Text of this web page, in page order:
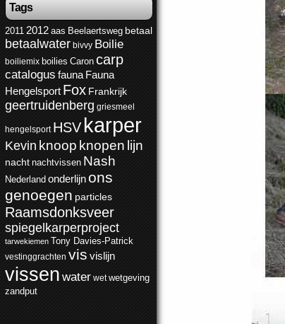
Tags
2011 2012 aas Beelaertsweg betaal
betaalwater bivvy Boilie
boiliemix boilies Caron carp
catalogus fauna Fauna
Hengelsport Fox Frankrijk
geertruidenberg griesmeel
hengelsport HSV karper
Kevin knoop knopen lijn
nacht nachtvissen Nash
Nederland onderlijnons
genoegen particles
Raamsdonksveer
spiegelkarperproject
tarwekiemen Tony Davies-Patrick
vestinggrachten vis vislijn
vissen water wet wetgeving
zandput